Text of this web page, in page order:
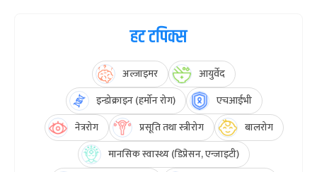
हट टपिक्स
अल्जाइमर
आयुर्वेद
इन्डोक्राइन (हर्मोन रोग)
एचआईभी
नेत्ररोग
प्रसूति तथा स्त्रीरोग
बालरोग
मानसिक स्वास्थ्य (डिप्रेसन, एन्जाइटी)